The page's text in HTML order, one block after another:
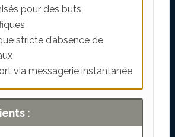
pour des buts
stricte d’absence de
via messagerie instantanée
: